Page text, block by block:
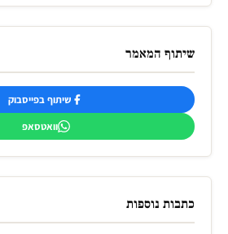
שיתוף המאמר
שיתוף בפייסבוק
וואטסאפ
כתבות נוספות